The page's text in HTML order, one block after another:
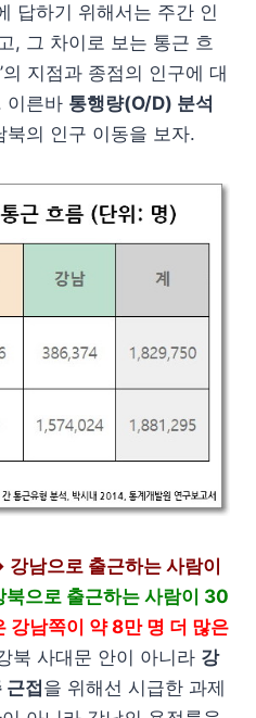
답하기 위해서는 주간 인
, 그 차이로 보는 통근 흐
의 지점과 종점의 인구에 대
이른바 통행량(O/D) 분석
의 인구 이동을 보자.
남으로 출근하는 사람이
으로 출근하는 사람이 30
강남쪽이 약 8만 명 더 많은
북 사대문 안이 아니라 강
근접 을 위해선 시급한 과제